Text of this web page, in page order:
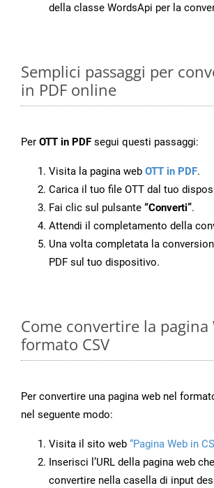
della classe WordsApi per la
Semplici passaggi per
in PDF online
Per OTT in PDF segui questi passaggi:
Visita la pagina web OTT in PDF.
Carica il tuo file OTT dal tuo
Fai clic sul pulsante “Converti”.
Attendi il completamento della
Una volta completata la
PDF sul tuo dispositivo.
Come convertire la pagina
formato CSV
Per convertire una pagina web nel
nel seguente modo:
Visita il sito web “Pagina Web in
Inserisci l’URL della pagina web
convertire nella casella di input